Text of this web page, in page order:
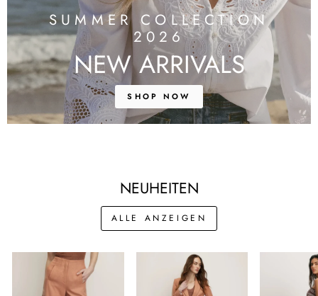
SUMMER COLLECTION
2026
NEW ARRIVALS
SHOP NOW
NEUHEITEN
ALLE ANZEIGEN